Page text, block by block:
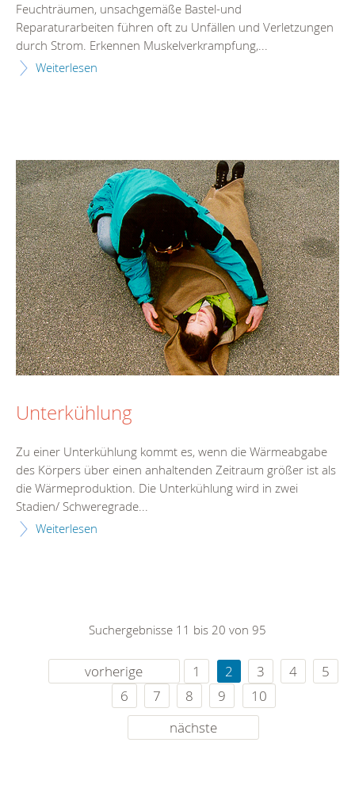
Feuchträumen, unsachgemäße Bastel-und
Reparaturarbeiten führen oft zu Unfällen und Verletzungen
durch Strom. Erkennen Muskelverkrampfung,...
Weiterlesen
Unterkühlung
Zu einer Unterkühlung kommt es, wenn die Wärmeabgabe
des Körpers über einen anhaltenden Zeitraum größer ist als
die Wärmeproduktion. Die Unterkühlung wird in zwei
Stadien/ Schweregrade...
Weiterlesen
Suchergebnisse 11 bis 20 von 95
vorherige 1 2 3 4
5
6
7 8 9
10
nächste